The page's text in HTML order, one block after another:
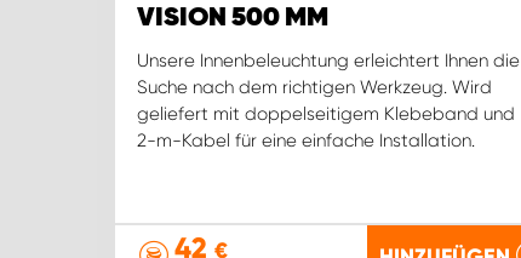
VISION 500 MM
Unsere Innenbeleuchtung erleichtert Ihnen die
Suche nach dem richtigen Werkzeug. Wird
geliefert mit doppelseitigem Klebeband und
2-m-Kabel für eine einfache Installation.
42 €